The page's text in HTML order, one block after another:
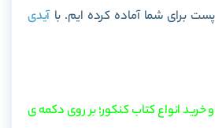
آیدی
انواع کتاب کنکور؛ بر روی دکمه ی